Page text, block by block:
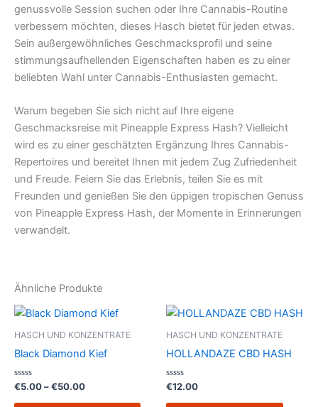
genussvolle Session suchen oder Ihre Cannabis-Routine
verbessern möchten, dieses Hasch bietet für jeden etwas.
Sein außergewöhnliches Geschmacksprofil und seine
stimmungsaufhellenden Eigenschaften haben es zu einer
beliebten Wahl unter Cannabis-Enthusiasten gemacht.
Warum begeben Sie sich nicht auf Ihre eigene
Geschmacksreise mit Pineapple Express Hash? Vielleicht
wird es zu einer geschätzten Ergänzung Ihres Cannabis-
Repertoires und bereitet Ihnen mit jedem Zug Zufriedenheit
und Freude. Feiern Sie das Erlebnis, teilen Sie es mit
Freunden und genießen Sie den üppigen tropischen Genuss
von Pineapple Express Hash, der Momente in Erinnerungen
verwandelt.
Ähnliche Produkte
HASCH UND KONZENTRATE
Black Diamond Kief
Bewertet
0
€5.00–€50.00
Preisspanne:
€5.00
bis
Dieses
Produkt
Varianten
HASCH UND KONZENTRATE
HOLLANDAZE CBD HASH
Bewertet
0
€12.00